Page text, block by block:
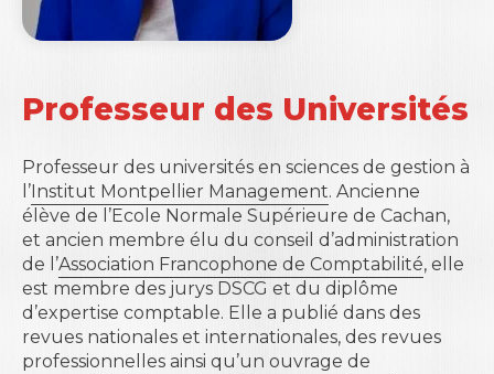
Professeur des Universités
Professeur des universités en sciences de gestion à
l’Institut Montpellier Management. Ancienne
élève de l’Ecole Normale Supérieure de Cachan,
et ancien membre élu du conseil d’administration
de l’Association Francophone de Comptabilité, elle
est membre des jurys DSCG et du diplôme
d’expertise comptable. Elle a publié dans des
revues nationales et internationales, des revues
professionnelles ainsi qu’un ouvrage de